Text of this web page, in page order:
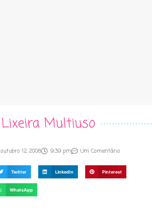
Lixeira Multiuso
outubro 12, 2008 9:39 pm Um Comentário
Twitter LinkedIn Pinterest
WhatsApp